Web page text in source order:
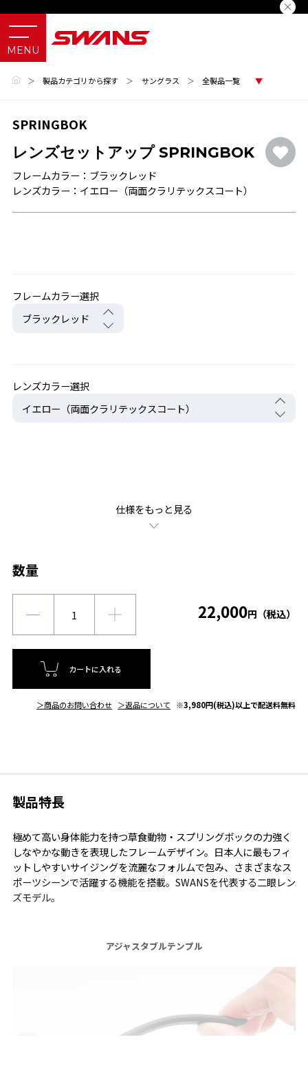
＞ 製品カテゴリから探す ＞ サングラス ＞ 全製品一覧
SPRINGBOK
レンズセットアップ SPRINGBOK
フレームカラー：ブラックレッド
レンズカラー：イエロー（両面クラリテックスコート）
フレームカラー選択
レンズカラー選択
仕様をもっと見る
数量
22,000円（税込）
カートに入れる
＞商品のお問い合わせ ＞返品について ※3,980円(税込)以上で配送料無料
製品特長
極めて高い身体能力を持つ草食動物・スプリングボックの力強く
しなやかな動きを表現したフレームデザイン。日本人に最もフィ
ットしやすいサイジングを流麗なフォルムで包み、さまざまなス
ポーツシーンで活躍する機能を搭載。SWANSを代表する二眼レン
ズモデル。
アジャスタブルテンプル